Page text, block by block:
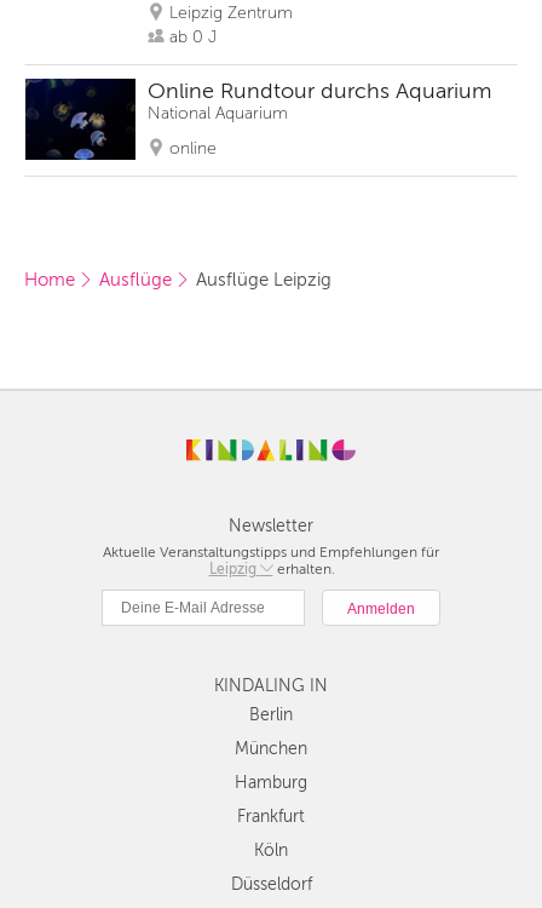
Leipzig Zentrum
ab 0 J
Online Rundtour durchs Aquarium
National Aquarium
online
Home Ausflüge Ausflüge Leipzig
Newsletter
Aktuelle Veranstaltungstipps und Empfehlungen für
Leipzig
Berlin
München
Hamburg
Köln
Stuttgart
Nürnberg
erhalten.
KINDALING IN
Berlin
München
Hamburg
Frankfurt
Köln
Düsseldorf